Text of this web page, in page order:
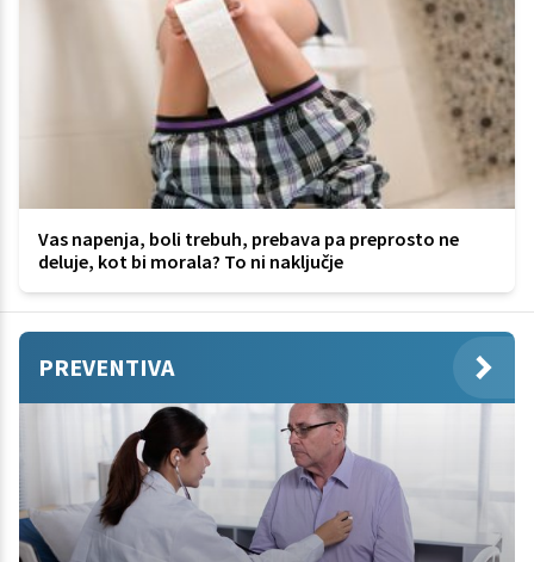
Vas napenja, boli trebuh, prebava pa preprosto ne
deluje, kot bi morala? To ni naključje
PREVENTIVA